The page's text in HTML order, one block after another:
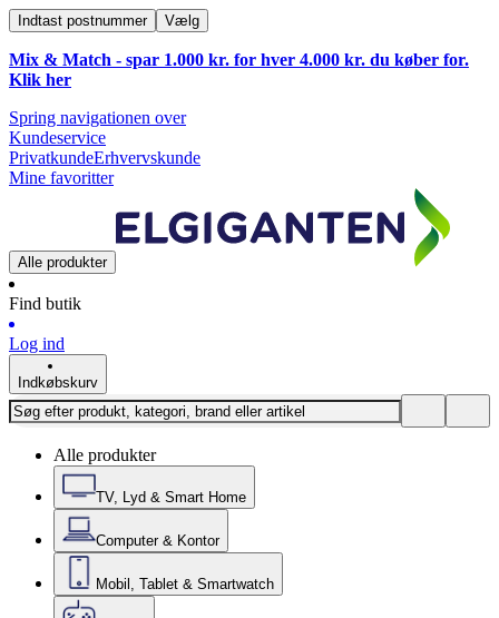
Indtast postnummer Vælg
Mix & Match - spar 1.000 kr. for hver 4.000 kr. du køber for.
Klik her
Spring navigationen over
Kundeservice
PrivatkundeErhvervskunde
Mine favoritter
Alle produkter
Find butik
Log ind
Indkøbskurv
Alle produkter
TV, Lyd & Smart Home
Computer & Kontor
Mobil, Tablet & Smartwatch